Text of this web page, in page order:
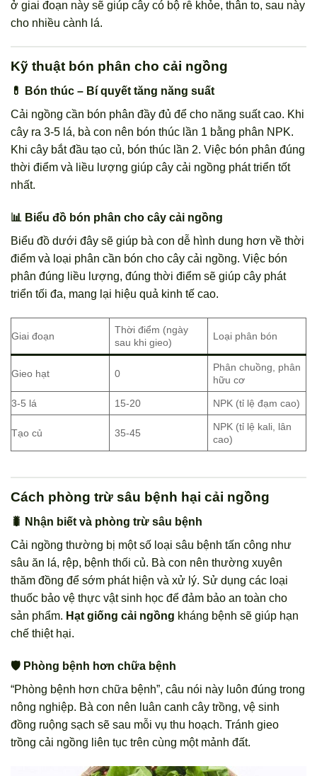
ở giai đoạn này sẽ giúp cây có bộ rễ khỏe, thân to, sau này
cho nhiều cành lá.
Kỹ thuật bón phân cho cải ngồng
💊 Bón thúc – Bí quyết tăng năng suất
Cải ngồng cần bón phân đầy đủ để cho năng suất cao. Khi
cây ra 3-5 lá, bà con nên bón thúc lần 1 bằng phân NPK.
Khi cây bắt đầu tạo củ, bón thúc lần 2. Việc bón phân đúng
thời điểm và liều lượng giúp cây cải ngồng phát triển tốt
nhất.
📊 Biểu đồ bón phân cho cây cải ngồng
Biểu đồ dưới đây sẽ giúp bà con dễ hình dung hơn về thời
điểm và loại phân cần bón cho cây cải ngồng. Việc bón
phân đúng liều lượng, đúng thời điểm sẽ giúp cây phát
triển tối đa, mang lại hiệu quả kinh tế cao.
Giai đoạn
Thời điểm (ngày
sau khi gieo)
Loại phân bón
Gieo hạt 0
Phân chuồng, phân
hữu cơ
3-5 lá 15-20 NPK (tỉ lệ đạm cao)
Tạo củ 35-45
NPK (tỉ lệ kali, lân
cao)
Cách phòng trừ sâu bệnh hại cải ngồng
🐛 Nhận biết và phòng trừ sâu bệnh
Cải ngồng thường bị một số loại sâu bệnh tấn công như
sâu ăn lá, rệp, bệnh thối củ. Bà con nên thường xuyên
thăm đồng để sớm phát hiện và xử lý. Sử dụng các loại
thuốc bảo vệ thực vật sinh học để đảm bảo an toàn cho
sản phẩm. Hạt giống cải ngồng kháng bệnh sẽ giúp hạn
chế thiệt hại.
🛡️ Phòng bệnh hơn chữa bệnh
“Phòng bệnh hơn chữa bệnh”, câu nói này luôn đúng trong
nông nghiệp. Bà con nên luân canh cây trồng, vệ sinh
đồng ruộng sạch sẽ sau mỗi vụ thu hoạch. Tránh gieo
trồng cải ngồng liên tục trên cùng một mảnh đất.